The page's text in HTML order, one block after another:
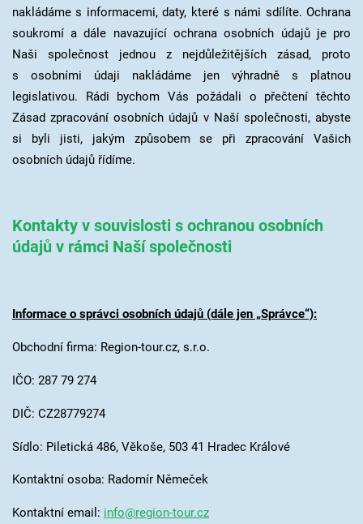
nakládáme s informacemi, daty, které s námi sdílíte. Ochrana
soukromí a dále navazující ochrana osobních údajů je pro
Naši společnost jednou z nejdůležitějších zásad, proto
s osobními údaji nakládáme jen výhradně s platnou
legislativou. Rádi bychom Vás požádali o přečtení těchto
Zásad zpracování osobních údajů v Naší společnosti, abyste
si byli jisti, jakým způsobem se při zpracování Vašich
osobních údajů řídíme.
Kontakty v souvislosti s ochranou osobních
údajů v rámci Naší společnosti
Informace o správci osobních údajů (dále jen „Správce“):
Obchodní firma: Region-tour.cz, s.r.o.
IČO: 287 79 274
DIČ: CZ28779274
Sídlo: Piletická 486, Věkoše, 503 41 Hradec Králové
Kontaktní osoba: Radomír Němeček
Kontaktní email: info@region-tour.cz